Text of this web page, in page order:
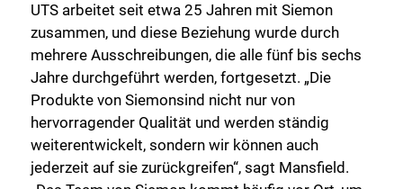
UTS arbeitet seit etwa 25 Jahren mit Siemon
zusammen, und diese Beziehung wurde durch
mehrere Ausschreibungen, die alle fünf bis sechs
Jahre durchgeführt werden, fortgesetzt. „Die
Produkte von Siemonsind nicht nur von
hervorragender Qualität und werden ständig
weiterentwickelt, sondern wir können auch
jederzeit auf sie zurückgreifen“, sagt Mansfield.